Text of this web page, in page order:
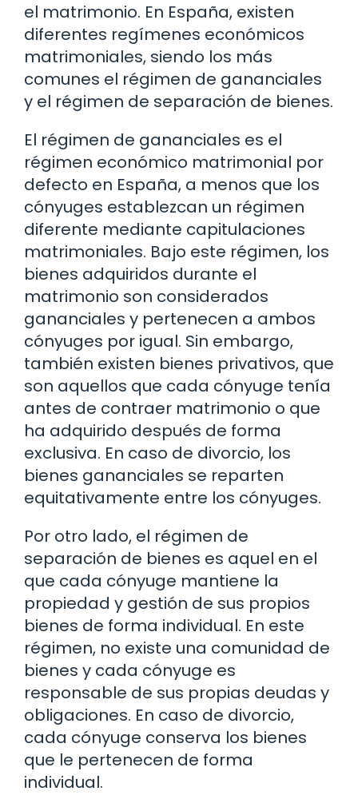
el matrimonio. En España, existen
diferentes regímenes económicos
matrimoniales, siendo los más
comunes el régimen de gananciales
y el régimen de separación de bienes.
El régimen de gananciales es el
régimen económico matrimonial por
defecto en España, a menos que los
cónyuges establezcan un régimen
diferente mediante capitulaciones
matrimoniales. Bajo este régimen, los
bienes adquiridos durante el
matrimonio son considerados
gananciales y pertenecen a ambos
cónyuges por igual. Sin embargo,
también existen bienes privativos, que
son aquellos que cada cónyuge tenía
antes de contraer matrimonio o que
ha adquirido después de forma
exclusiva. En caso de divorcio, los
bienes gananciales se reparten
equitativamente entre los cónyuges.
Por otro lado, el régimen de
separación de bienes es aquel en el
que cada cónyuge mantiene la
propiedad y gestión de sus propios
bienes de forma individual. En este
régimen, no existe una comunidad de
bienes y cada cónyuge es
responsable de sus propias deudas y
obligaciones. En caso de divorcio,
cada cónyuge conserva los bienes
que le pertenecen de forma
individual.